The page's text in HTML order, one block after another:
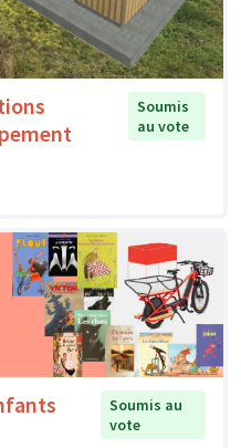
Soumis
au vote
Soumis au
vote